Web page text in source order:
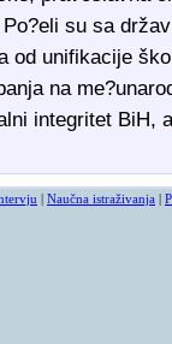
su sa
od unifikacije
na
integritet BiH,
Naučna istraživanja